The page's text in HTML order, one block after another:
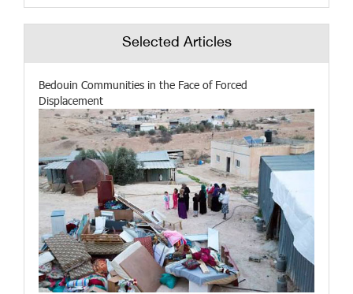
Selected Articles
Bedouin Communities in the Face of Forced
Displacement